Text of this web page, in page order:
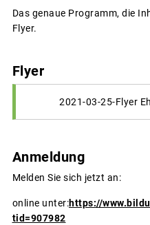
Das genaue Programm, die
Flyer.
Flyer
2021-03-25-Flyer
Anmeldung
Melden Sie sich jetzt an:
online unter:https://
tid=907982